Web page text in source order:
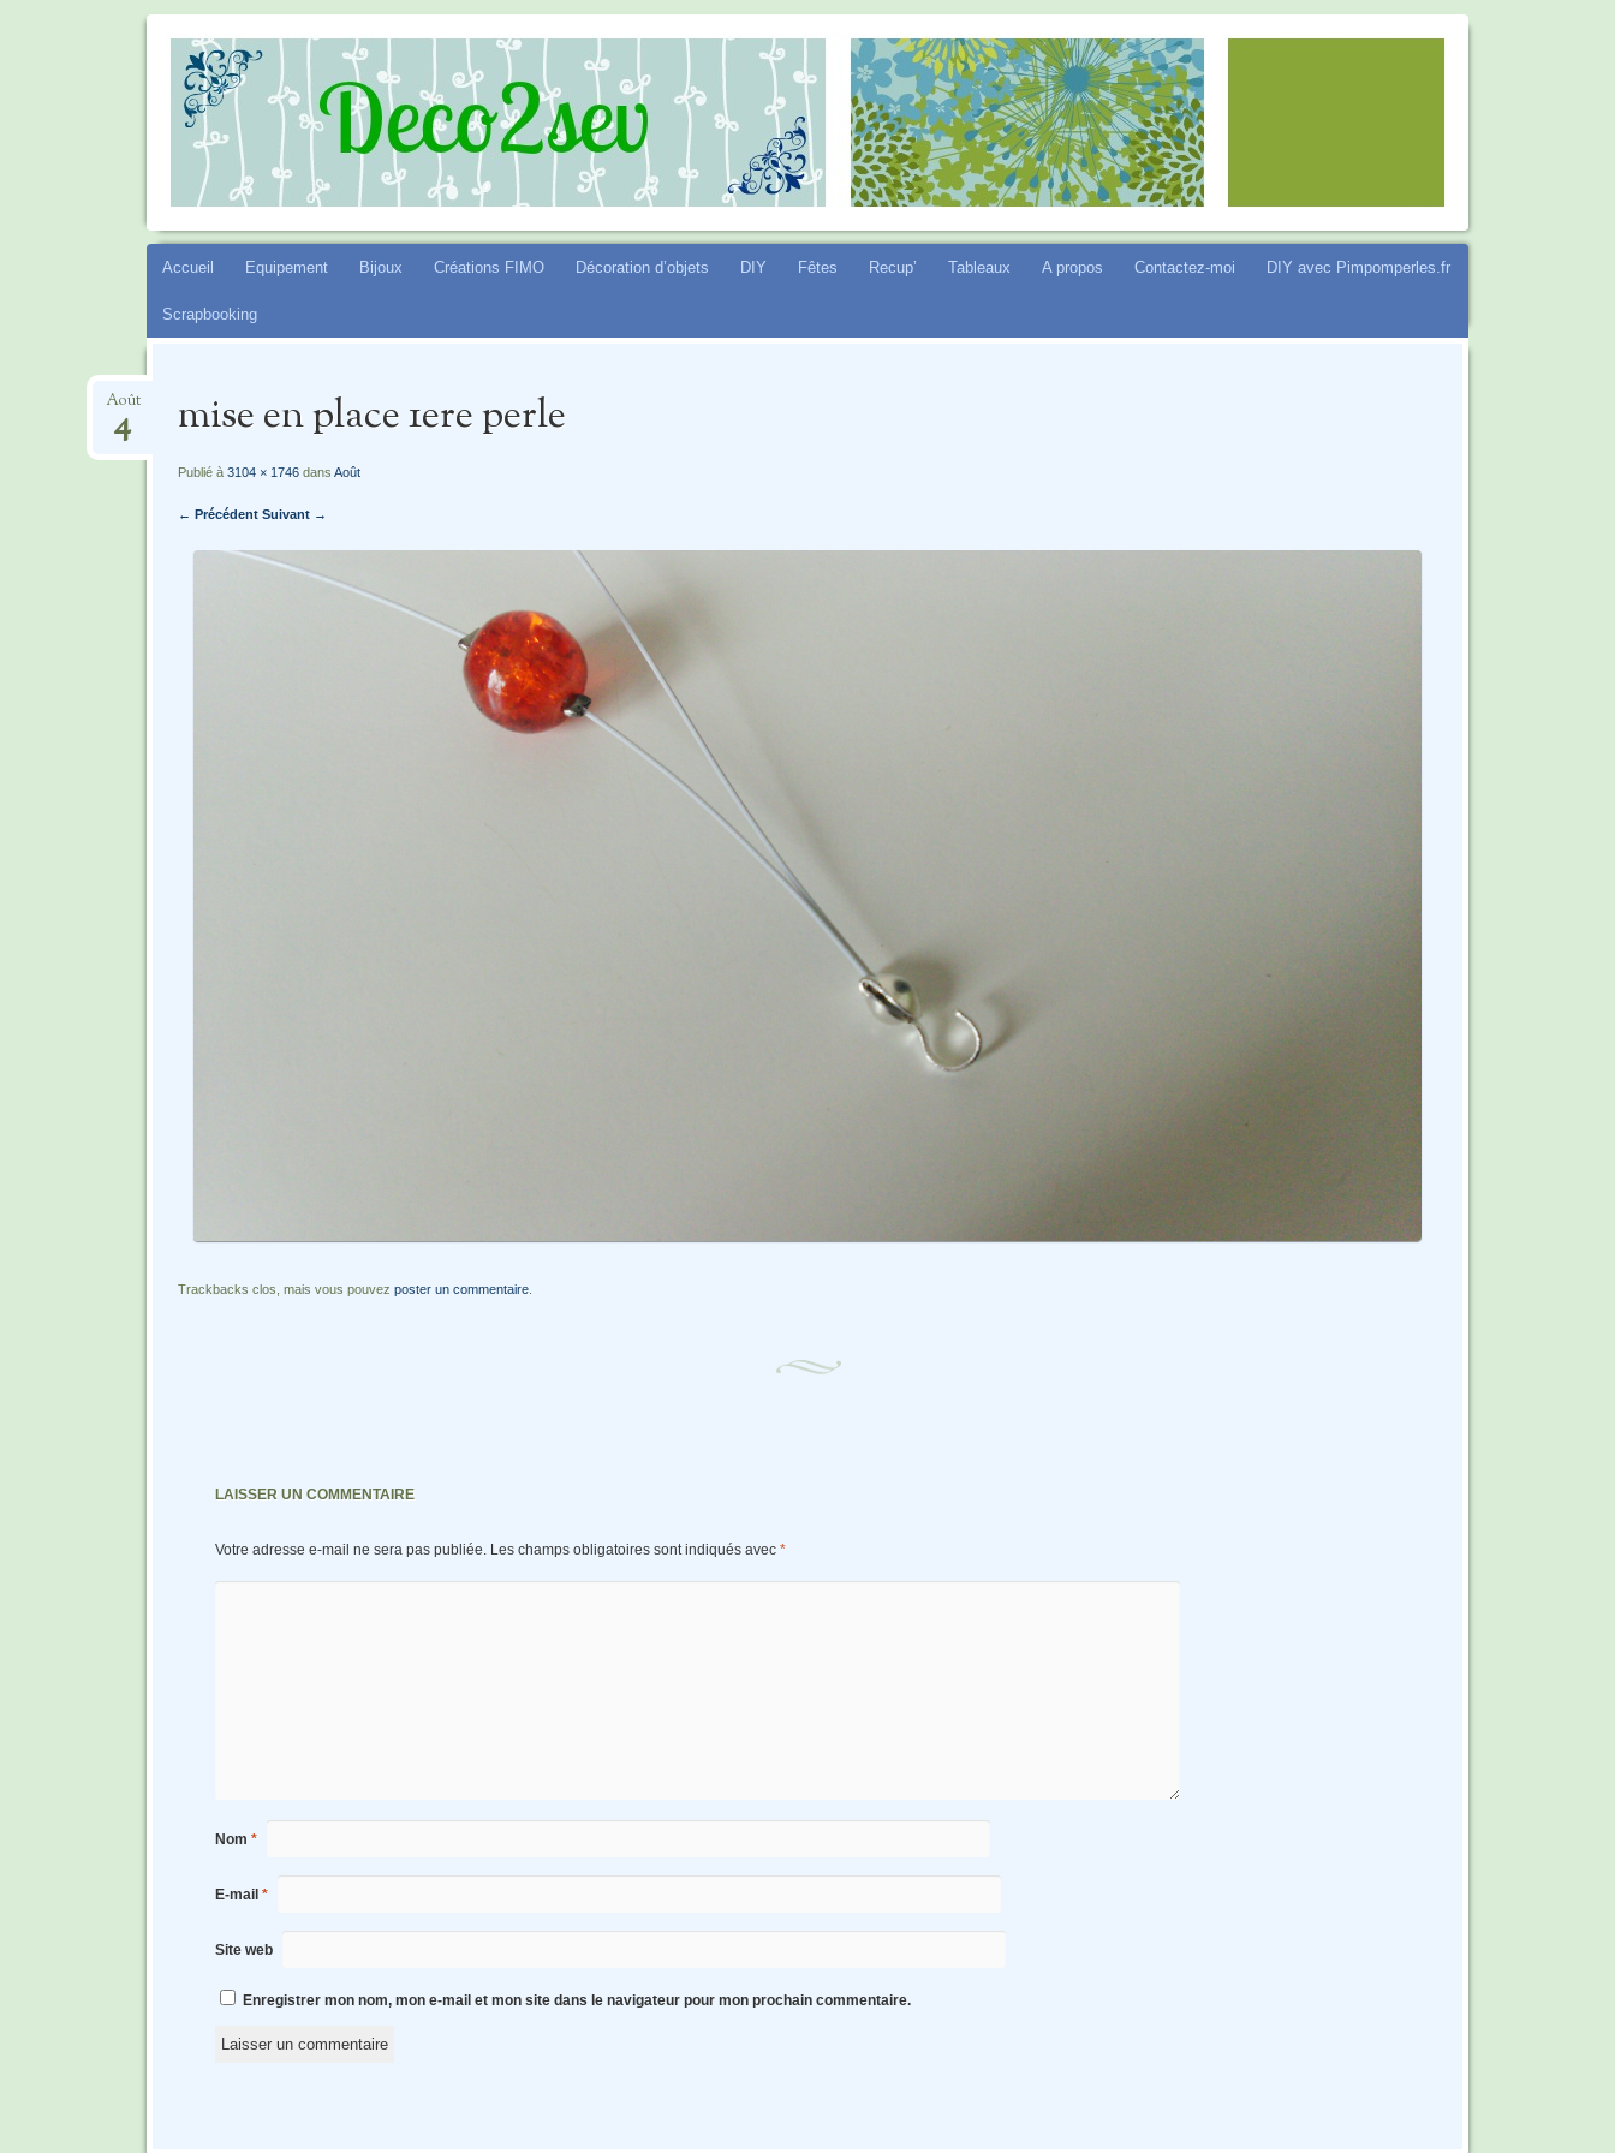
DECO2SEV
Aller
contenu
Accueil Equipement Bijoux Créations FIMO Décoration d’objets DIY Fêtes Recup’ Tableaux A propos Contactez-moi DIY avec Pimpomperles.fr
Scrapbooking
mise en place 1ere perle
Août
4
Publié à 3104 × 1746dans Août
← Précédent Suivant →
Trackbacks clos, mais vous pouvez poster un commentaire.
LAISSER UN COMMENTAIRE
Votre adresse e-mail ne sera pas publiée. Les champs obligatoires sont indiqués avec *
Nom *
E-mail *
Site web
Enregistrer mon nom, mon e-mail et mon site dans le navigateur pour mon prochain commentaire.